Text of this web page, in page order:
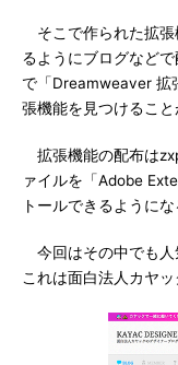
そこで作られた拡張
るようにブログなど
で「Dreamweaver 拡
張機能を見つけること
拡張機能の配布は
ァイルを「Adobe
トールできるようにな
今回はその中でも人
これは面白法人カヤ